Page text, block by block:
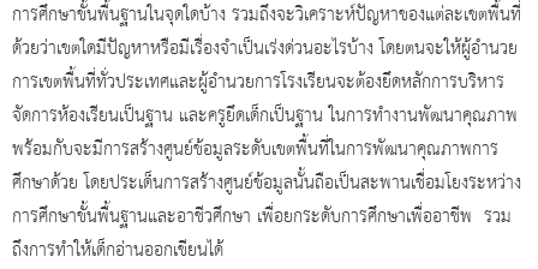
การศึกษาขั้นพื้นฐานในจุดใดบ้าง รวมถึงจะวิเคราะห์ปัญหาของแต่ละเขตพื้นที่
ด้วยว่าเขตใดมีปัญหาหรือมีเรื่องจำเป็นเร่งด่วนอะไรบ้าง โดยตนจะให้ผู้อำนวย
การเขตพื้นที่ทั่วประเทศและผู้อำนวยการโรงเรียนจะต้องยึดหลักการบริหาร
จัดการห้องเรียนเป็นฐาน และครูยึดเด็กเป็นฐาน ในการทำงานพัฒนาคุณภาพ
พร้อมกับจะมีการสร้างศูนย์ข้อมูลระดับเขตพื้นที่ในการพัฒนาคุณภาพการ
ศึกษาด้วย โดยประเด็นการสร้างศูนย์ข้อมูลนั้นถือเป็นสะพานเชื่อมโยงระหว่าง
การศึกษาขั้นพื้นฐานและอาชีวศึกษา เพื่อยกระดับการศึกษาเพื่ออาชีพ รวม
ถึงการทำให้เด็กอ่านออกเขียนได้